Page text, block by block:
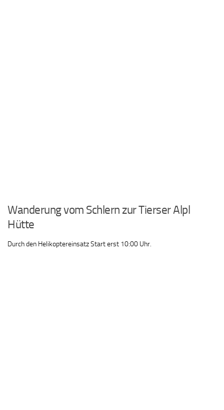
Wanderung vom Schlern zur Tierser Alpl
Hütte
Durch den Helikoptereinsatz Start erst 10:00 Uhr.